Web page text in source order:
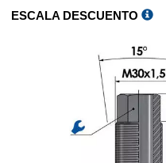
ESCALA DESCUENTO